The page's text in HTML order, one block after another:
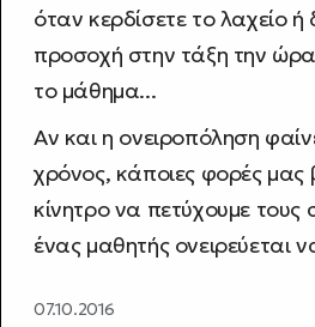
όταν κερδίσετε το λαχείο ή
προσοχή στην τάξη την
το μάθημα...
Αν και η ονειροπόληση
χρόνος, κάποιες φορές μας
κίνητρο να πετύχουμε
ένας μαθητής ονειρεύεται
07.10.2016